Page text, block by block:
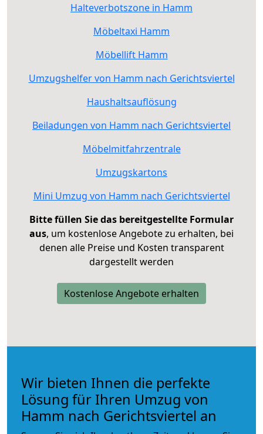
Halteverbotszone in Hamm
Möbeltaxi Hamm
Möbellift Hamm
Umzugshelfer von Hamm nach Gerichtsviertel
Haushaltsauflösung
Beiladungen von Hamm nach Gerichtsviertel
Möbelmitfahrzentrale
Umzugskartons
Mini Umzug von Hamm nach Gerichtsviertel
Bitte füllen Sie das bereitgestellte Formular
aus, um kostenlose Angebote zu erhalten, bei
denen alle Preise und Kosten transparent
dargestellt werden
Kostenlose Angebote erhalten
Wir bieten Ihnen die perfekte
Lösung für Ihren Umzug von
Hamm nach Gerichtsviertel an